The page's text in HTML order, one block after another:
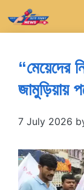
“মেয়েদের
জামুড়িয়ায়
7 July 2026